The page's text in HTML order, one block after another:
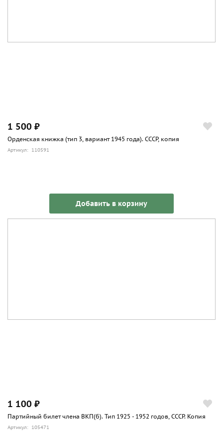
1 500 ₽
Орденская книжка (тип 3, вариант 1945 года). СССР, копия
Артикул: 110591
Добавить в корзину
1 100 ₽
Партийный билет члена ВКП(б). Тип 1925 - 1952 годов, СССР. Копия
Артикул: 105471